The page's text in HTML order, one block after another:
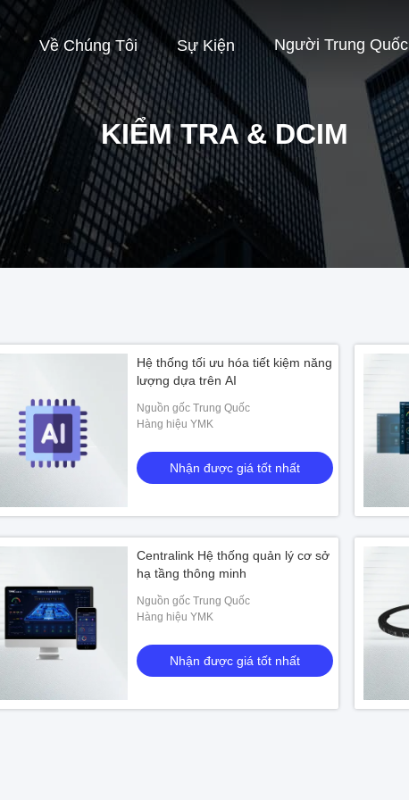
Về Chúng Tôi Sự Kiện Người Trung Quốc
KIỂM TRA & DCIM
Hệ thống tối ưu hóa tiết kiệm năng
lượng dựa trên AI
Nguồn gốc Trung Quốc
Hàng hiệu YMK
Nhận được giá tốt nhất
Centralink Hệ thống quản lý cơ sở
hạ tầng thông minh
Nguồn gốc Trung Quốc
Hàng hiệu YMK
Nhận được giá tốt nhất